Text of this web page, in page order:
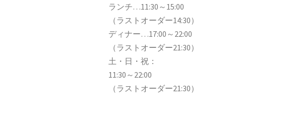
ランチ…11:30～15:00
（ラストオーダー14:30）
ディナー…17:00～22:00
（ラストオーダー21:30）
土・日・祝：
11:30～22:00
（ラストオーダー21:30）